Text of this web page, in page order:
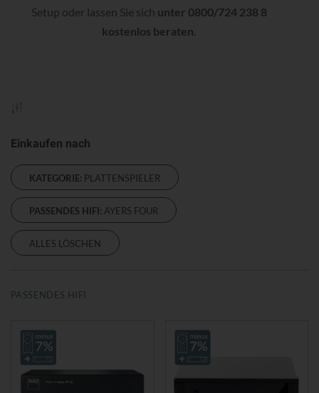
Setup oder lassen Sie sich unter 0800/724 238 8
kostenlos beraten.
Einkaufen nach
KATEGORIE: PLATTENSPIELER
PASSENDES HIFI: AYERS FOUR
ALLES LÖSCHEN
PASSENDES HIFI